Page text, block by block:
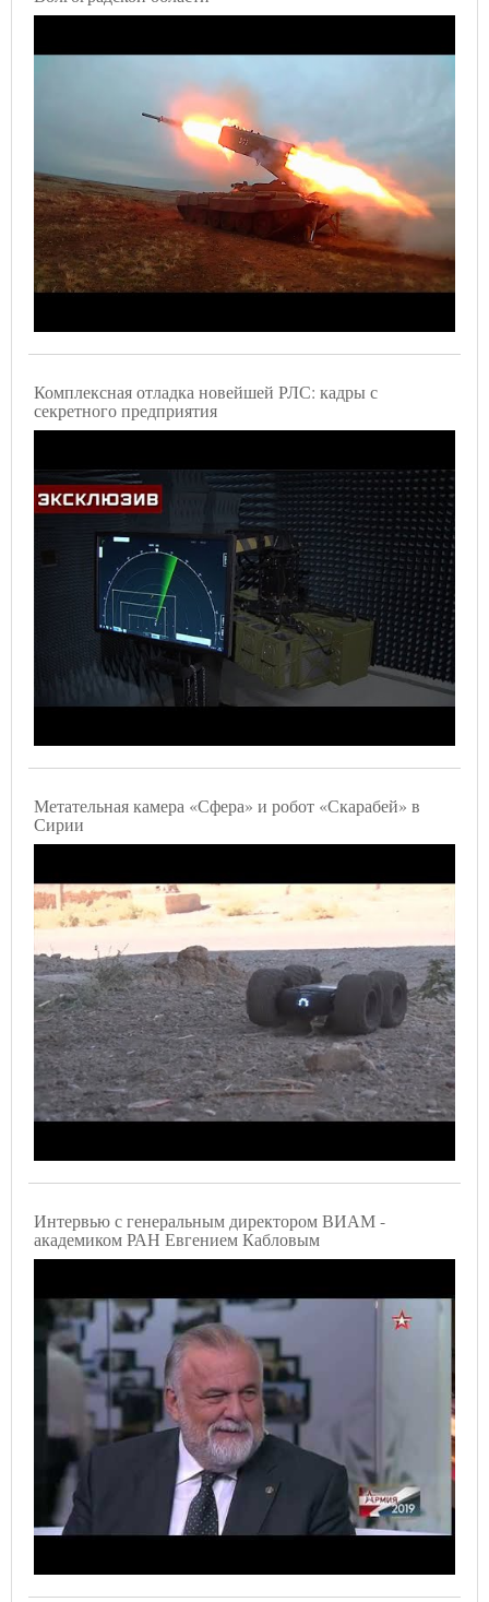
Комплексная отладка новейшей РЛС: кадры с
секретного предприятия
Метательная камера «Сфера» и робот «Скарабей» в
Сирии
Интервью с генеральным директором ВИАМ -
академиком РАН Евгением Кабловым